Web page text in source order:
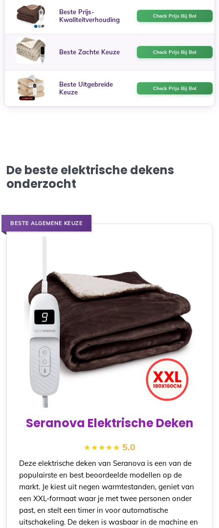
Beste Prijs-
Kwaliteitverhouding
Check Prijs Bij Bol
Beste Zachte Keuze Check Prijs Bij Bol
Beste Uitgebreide
Keuze
Check Prijs Bij Bol
De beste elektrische dekens
onderzocht
BESTE ALGEMENE KEUZE
Seranova Elektrische Deken
5.0
Deze elektrische deken van Seranova is een van de
populairste en best beoordeelde modellen op de
markt. Je kiest uit negen warmtestanden, geniet van
een XXL-formaat waar je met twee personen onder
past, en stelt een timer in voor automatische
uitschakeling. De deken is wasbaar in de machine en